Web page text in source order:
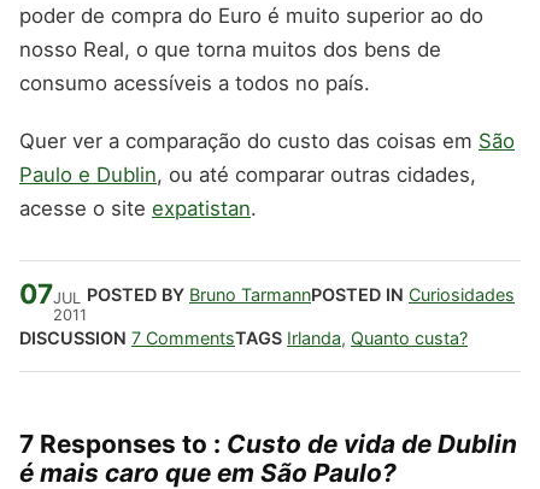
poder de compra do Euro é muito superior ao do
nosso Real, o que torna muitos dos bens de
consumo acessíveis a todos no país.
Quer ver a comparação do custo das coisas em São
Paulo e Dublin, ou até comparar outras cidades,
acesse o site expatistan.
07JUL
2011
POSTED BY Bruno TarmannPOSTED IN Curiosidades
DISCUSSION 7 CommentsTAGS Irlanda, Quanto custa?
7 Responses to : Custo de vida de Dublin
é mais caro que em São Paulo?